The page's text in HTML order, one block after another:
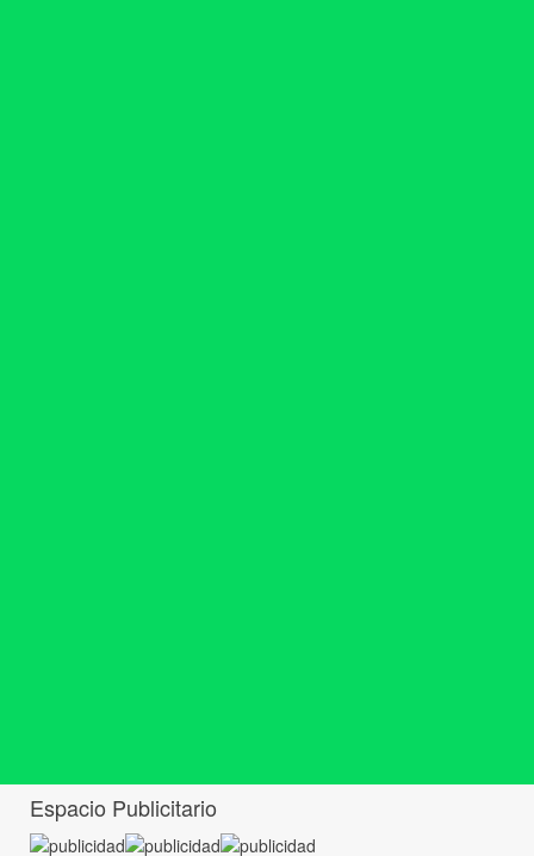
Espacio Publicitario